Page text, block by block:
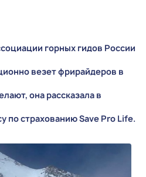
горных гидов России
везет фрирайдеров в
она рассказала в
по страхованию Save Pro Life.